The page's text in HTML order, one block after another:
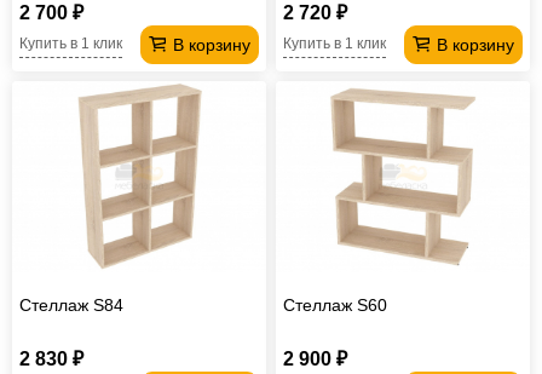
2 700 ₽
В корзину
Купить в 1 клик
2 720 ₽
В корзину
Купить в 1 клик
Стеллаж S84
2 830 ₽
Стеллаж S60
2 900 ₽